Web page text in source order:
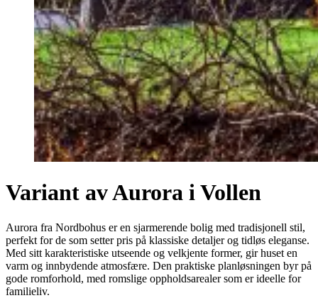
Variant av Aurora i Vollen
Aurora fra Nordbohus er en sjarmerende bolig med tradisjonell stil,
perfekt for de som setter pris på klassiske detaljer og tidløs eleganse.
Med sitt karakteristiske utseende og velkjente former, gir huset en
varm og innbydende atmosfære. Den praktiske planløsningen byr på
gode romforhold, med romslige oppholdsarealer som er ideelle for
familieliv.